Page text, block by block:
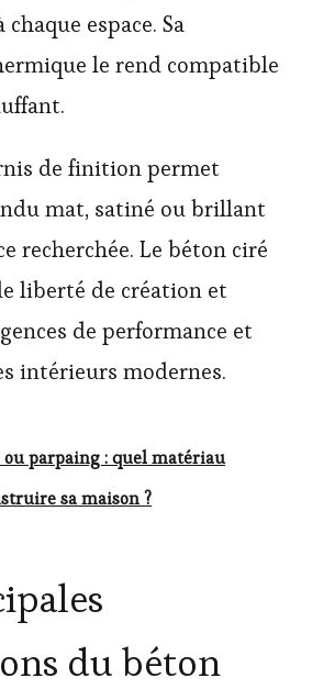
espace. Sa
le rend compatible
de finition permet
mat, satiné ou brillant
recherchée. Le béton ciré
liberté de création et
de performance et
intérieurs modernes.
parpaing : quel matériau
sa maison ?
du béton